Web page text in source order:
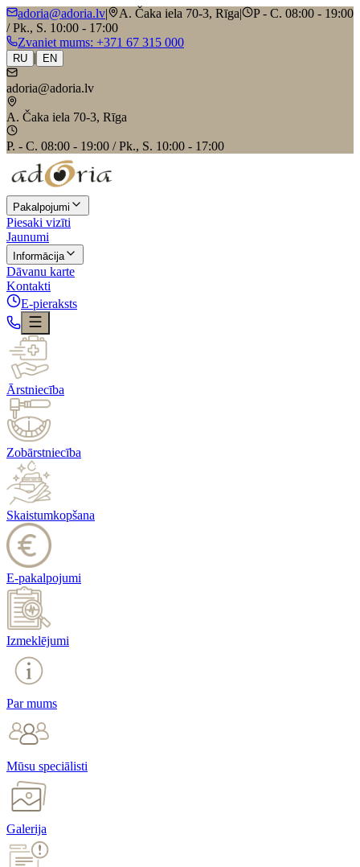
adoria@adoria.lv| A. Čaka iela 70-3, Rīga|
P - C. 08:00 - 19:00
/ Pk., S. 10:00 - 17:00
Zvaniet mums: +371 67 315 000
RU | EN
adoria@adoria.lv
A. Čaka iela 70-3, Rīga
P. - C. 08:00 - 19:00 / Pk., S. 10:00 - 17:00
Pakalpojumi
Piesaki vizīti
Jaunumi
Informācija
Dāvanu karte
Kontakti
E-pieraksts
Ārstniecība
Zobārstniecība
Skaistumkopšana
E-pakalpojumi
Izmeklējumi
Par mums
Mūsu speciālisti
Galerija